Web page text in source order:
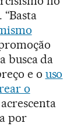
busca da
e o uso
o
acrescenta
por